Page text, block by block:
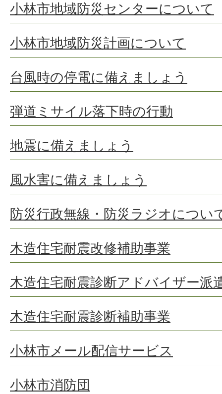
小林市地域防災センターについて
小林市地域防災計画について
台風時の停電に備えましょう
弾道ミサイル落下時の行動
地震に備えましょう
風水害に備えましょう
防災行政無線・防災ラジオについ
木造住宅耐震改修補助事業
木造住宅耐震診断アドバイザー派
木造住宅耐震診断補助事業
小林市メール配信サービス
小林市消防団